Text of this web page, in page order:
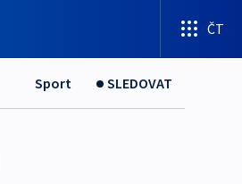
ČT
Sport SLEDOVAT